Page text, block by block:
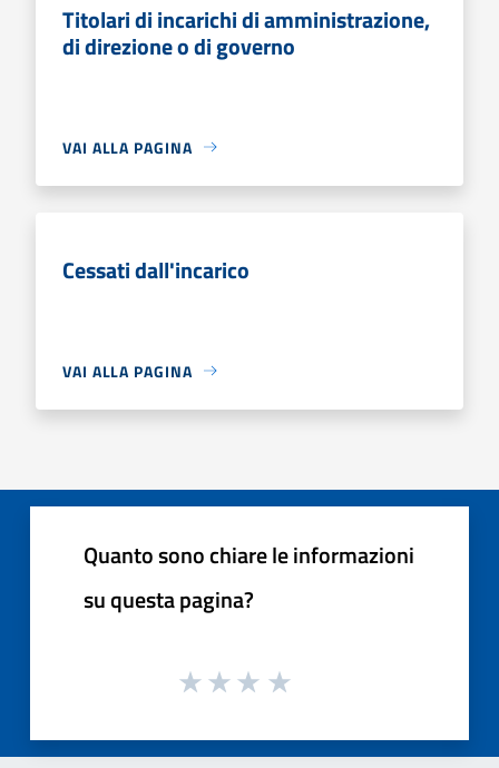
Titolari di incarichi di amministrazione,
di direzione o di governo
VAI ALLA PAGINA
Cessati dall'incarico
VAI ALLA PAGINA
Quanto sono chiare le informazioni
su questa pagina?